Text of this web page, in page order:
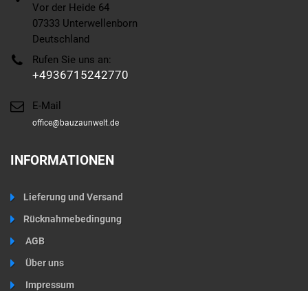
Vor der Heide 64
07333 Unterwellenborn
Deutschland
Rufen Sie uns an:
+4936715242770
E-Mail
office@bauzaunwelt.de
INFORMATIONEN
Lieferung und Versand
Rücknahmebedingung
AGB
Über uns
Impressum